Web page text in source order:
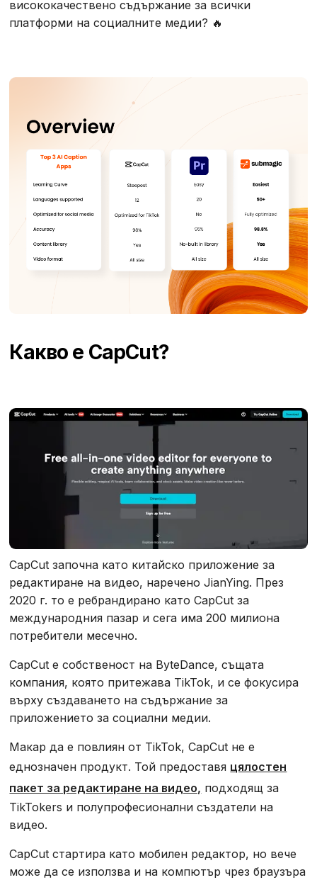
висококачествено съдържание за всички
платформи на социалните медии? 🔥
Какво е CapCut?
CapCut започна като китайско приложение за
редактиране на видео, наречено JianYing. През
2020 г. то е ребрандирано като CapCut за
международния пазар и сега има 200 милиона
потребители месечно.
CapCut е собственост на ByteDance, същата
компания, която притежава TikTok, и се фокусира
върху създаването на съдържание за
приложението за социални медии.
Макар да е повлиян от TikTok, CapCut не е
еднозначен продукт. Той предоставя цялостен
пакет за редактиране на видео, подходящ за
TikTokers и полупрофесионални създатели на
видео.
CapCut стартира като мобилен редактор, но вече
може да се използва и на компютър чрез браузъра